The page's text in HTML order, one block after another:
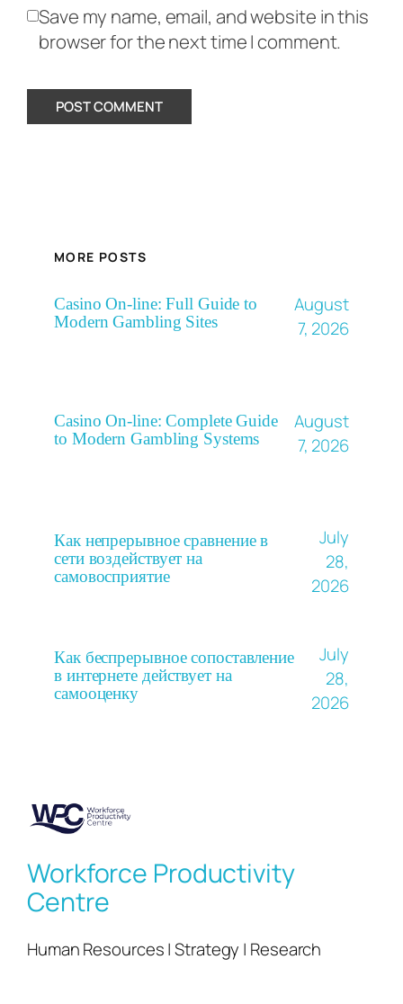
Save my name, email, and website in this
browser for the next time I comment.
MORE POSTS
Casino On-line: Full Guide to
Modern Gambling Sites
August
7, 2026
Casino On-line: Complete Guide
to Modern Gambling Systems
August
7, 2026
Как непрерывное сравнение в
сети воздействует на
самовосприятие
July
28,
2026
Как беспрерывное сопоставление
в интернете действует на
самооценку
July
28,
2026
Workforce Productivity
Centre
Human Resources | Strategy | Research